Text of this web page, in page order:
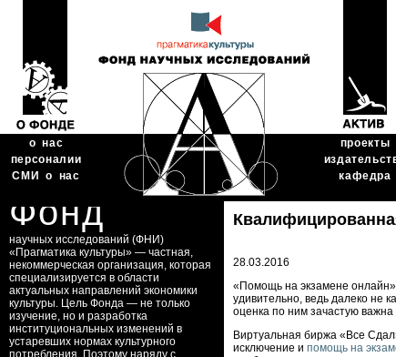
о нас
персоналии
СМИ о нас
проекты
кафедра
Фонд
научных исследований (ФНИ)
«Прагматика культуры» — частная,
некоммерческая организация, которая
специализируется в области
актуальных направлений экономики
культуры. Цель Фонда — не только
изучение, но и разработка
институциональных изменений в
устаревших нормах культурного
потребления. Поэтому наряду с
28.03.2016
«Помощь на экзамене онлайн»
удивительно, ведь далеко не
оценка по ним зачастую
Виртуальная биржа «Все
исключение и помощь на